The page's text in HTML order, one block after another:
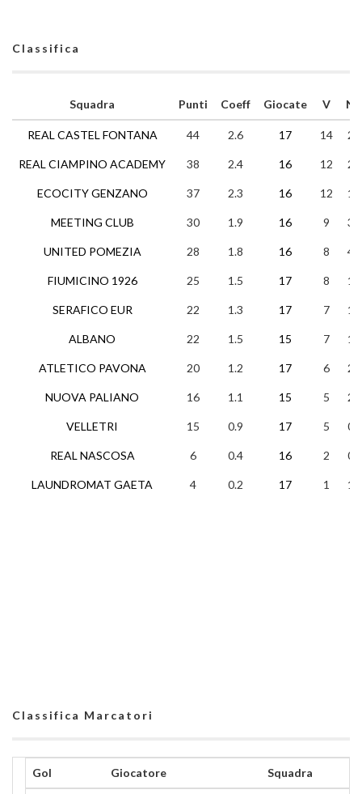
Classifica
Squadra
REAL CASTEL FONTANA
REAL CIAMPINO ACADEMY
ECOCITY GENZANO
MEETING CLUB
UNITED POMEZIA
FIUMICINO 1926
SERAFICO EUR
ALBANO
ATLETICO PAVONA
NUOVA PALIANO
VELLETRI
REAL NASCOSA
LAUNDROMAT GAETA
Punti Coeff Giocate V N
44 2.6 17 14 2
38 2.4 16 12 2
37 2.3 16 12 1
30 1.9 16 9 3
28 1.8 16 8 4
25 1.5 17 8 1
22 1.3 17 7 1
22 1.5 15 7 1
20 1.2 17 6 2
16 1.1 15 5 2
15 0.9 17 5 0
6 0.4 16 2 0
4 0.2 17 1 1
Classifica Marcatori
Gol Giocatore Squadra